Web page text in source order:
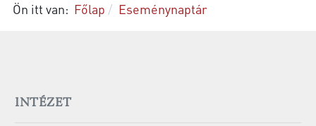
Ön itt van: Főlap Eseménynaptár
INTÉZET